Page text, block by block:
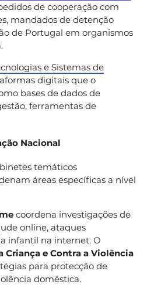
de cooperação com
mandados de detenção
de Portugal em organismos
e Sistemas de
digitais que o
bases de dados de
ferramentas de
Nacional
temáticos
áreas específicas a nível
coordena investigações de
online, ataques
infantil na internet. O
Criança e Contra a Violência
para protecção de
doméstica.